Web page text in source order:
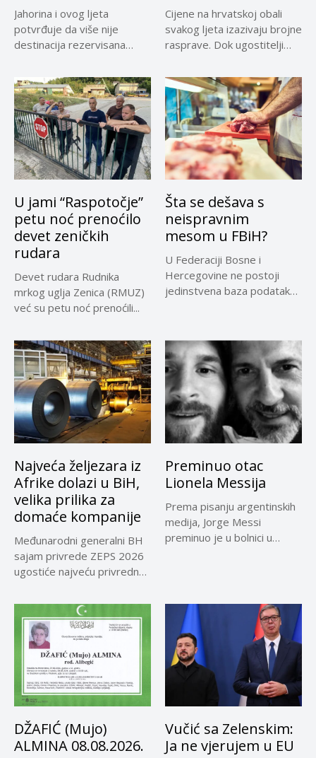
Jahorina i ovog ljeta
potvrđuje da više nije
destinacija rezervisana
Cijene na hrvatskoj obali
svakog ljeta izazivaju brojne
rasprave. Dok ugostitelji
U jami “Raspotočje”
petu noć prenoćilo
devet zeničkih
rudara
Devet rudara Rudnika
mrkog uglja Zenica (RMUZ)
već su petu noć prenoćili...
Šta se dešava s
neispravnim
mesom u FBiH?
U Federaciji Bosne i
Hercegovine ne postoji
jedinstvena baza podataka
Najveća željezara iz
Afrike dolazi u BiH,
velika prilika za
domaće kompanije
Međunarodni generalni BH
sajam privrede ZEPS 2026
ugostiće najveću privrednu
Preminuo otac
Lionela Messija
Prema pisanju argentinskih
medija, Jorge Messi
preminuo je u bolnici u
DŽAFIĆ (Mujo)
ALMINA 08.08.2026.
Vučić sa Zelenskim:
Ja ne vjerujem u EU